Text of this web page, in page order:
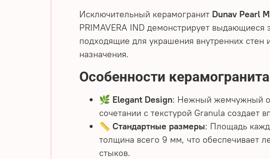
Исключительный керамогранит Dunav Pearl
PRIMAVERA IND демонстрирует выдающиеся
подходящие для украшения внутренних стен
назначения.
Особенности
🌿 Elegant Design: Нежный жемчужный
сочетании с текстурой Granula создает
📏Стандартные размеры: Площадь
толщина всего 9 мм, что обеспечивает
стыков.